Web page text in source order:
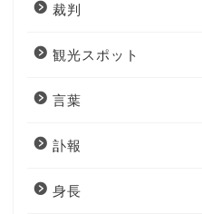
裁判
観光スポット
言葉
訃報
身長